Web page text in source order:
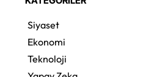
Siyaset
Ekonomi
Teknoloji